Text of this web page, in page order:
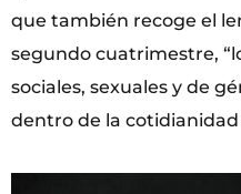
que también recoge el
segundo cuatrimestre,
sociales, sexuales y de
dentro de la cotidianidad